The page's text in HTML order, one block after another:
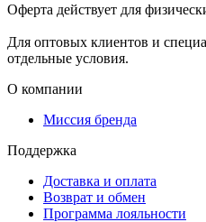
Оферта действует для
Для оптовых клиентов и
отдельные условия.
О компании
Миссия бренда
Поддержка
Доставка и оплата
Возврат и обмен
Программа лояльности